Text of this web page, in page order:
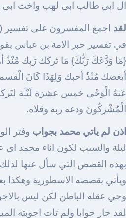
ال ابي طالب ابي لهب واخت
لقد اجمع المفسرون على تفسير
في تفسير حبر الامة بن عباس
{مَا وَدَّعَكَ رَبُّكَ} مَا تَركك رَبك مُنْذُ
أبغضك مُنْذُ أحبك وَلِهَذَا كَانَ
عَنهُ الْوَحْي خمس عشرَة لَيْلَة لتَركه
الْمُشْركُونَ ودعه ربه وقلاه.
اذن لم ياتي محمد بجواب وفتر
ليلة والسبب لكون اناء محمد اي
بهذه القصص التي سأل عنها
ويأتي بقصصه الاسطورية وهكذا
وحي عقله الباطن لكن ليس
لقد حار جوابا ولم تات اجوبته